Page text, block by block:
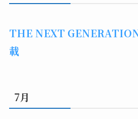
THE NEXT
載
7月